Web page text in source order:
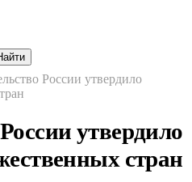
России утвердило
утвердило
стран